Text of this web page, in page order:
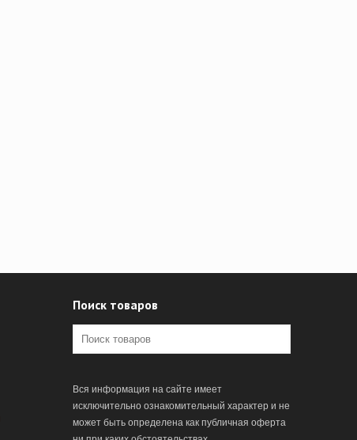
Поиск товаров
Вся информация на сайте имеет
исключительно ознакомительный характер и не
может быть определена как публичная оферта